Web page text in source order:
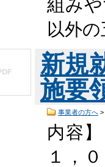
組み
以外
新規
施要
事業者の方へ>
内容
１，